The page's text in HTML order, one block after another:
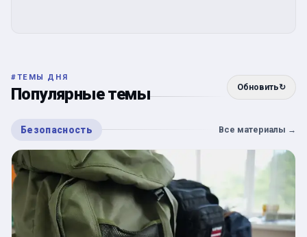
#ТЕМЫ ДНЯ
Популярные темы Обновить↻
Безопасность Все материалы →